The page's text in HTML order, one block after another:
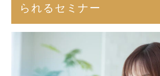
られるセミナー